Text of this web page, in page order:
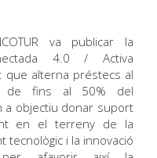
va publicar la
4.0 / Activa
que alterna préstecs al
de fins al 50% del
a objectiu donar suport
en el terreny de la
tecnològic i la innovació